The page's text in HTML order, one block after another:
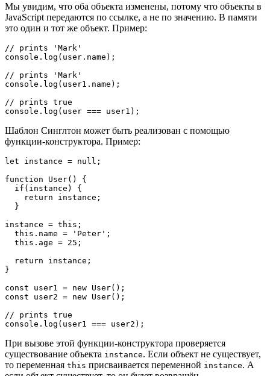
Мы увидим, что оба объекта изменены, потому что объекты в
JavaScript передаются по ссылке, а не по значению. В памяти
это один и тот же объект. Пример:
// prints 'Mark'
console.log(user.name);
// prints 'Mark'
console.log(user1.name);
// prints true
console.log(user === user1);
Шаблон Синглтон может быть реализован с помощью
функции-конструктора. Пример:
let instance = null;
function User() {
  if(instance) {
    return instance;
  }
instance = this;
  this.name = 'Peter';
  this.age = 25;
  return instance;
}
const user1 = new User();
const user2 = new User();
// prints true
console.log(user1 === user2);
При вызове этой функции-конструктора проверяется
существование объекта instance. Если объект не существует,
то переменная this присваивается переменной instance. А